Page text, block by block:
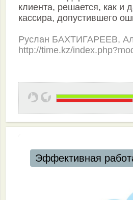
клиента, решается, как и
кассира, допустившего
Руслан БАХТИГАРЕЕВ,
http://time.kz/
Эффективная